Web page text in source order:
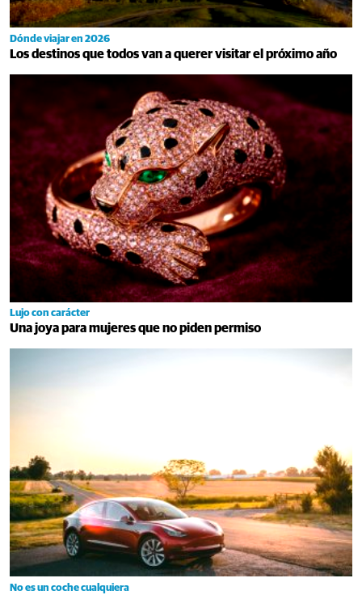
Dónde viajar en 2026
Los destinos que todos van a querer visitar el próximo año
Lujo con carácter
Una joya para mujeres que no piden permiso
No es un coche cualquiera